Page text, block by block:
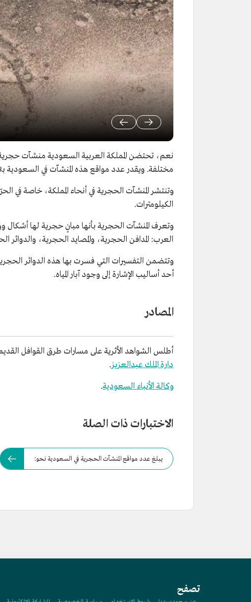
نعم، تحتضن المملكة العربية السعودية منشآت
مختلفة. ويقدر عدد مواقع هذه المنشآت في السعودية بـ868 موقعًا يعود تاريخ بعضها إلى الألف السابع قبل الميلاد.
وتنتشر المنشآت الحجرية في أنحاء المملكة، خاصة في
الكيلومترات.
وتعرف المنشآت الحجرية بأنها مبانٍ حجرية لها أشكال
العرب: المدافن الحجرية، والمصايد الحجرية، والدوائر
وتتضمن التفسيرات التي فسرت بها هذه الدوائر
أحد أساليب الإشارة إلى وجود آبار المياه.
المصادر
أطلس الشواهد الأثرية على مسارات طرق القوافل القديمة
دارة الملك عبدالعزيز.
وكالة الأنباء السعودية.
الاختبارات ذات الصلة
يبلغ عدد مواقع المنشآت الحجرية في السعودية نحو:
تصفح